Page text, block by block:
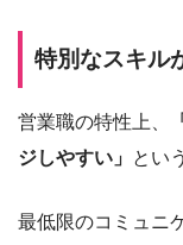
特別なスキル
営業職の特性上、
ジしやすい」 とい
最低限のコミュニ